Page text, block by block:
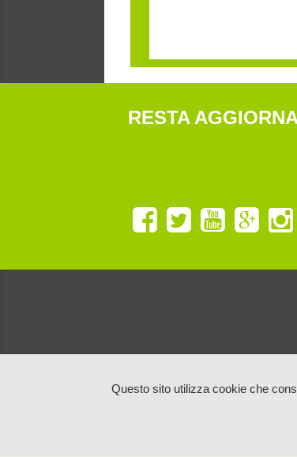
Questo sito utilizza cookie che
RESTA
Ruta40
sede legale: